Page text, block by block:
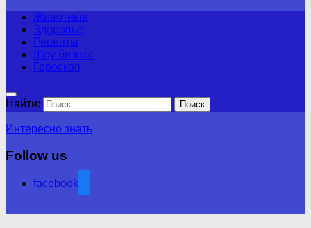
Животные
Здоровье
Рецепты
Шоу бизнес
Гороскоп
Найти:
Интересно знать
Follow us
facebook